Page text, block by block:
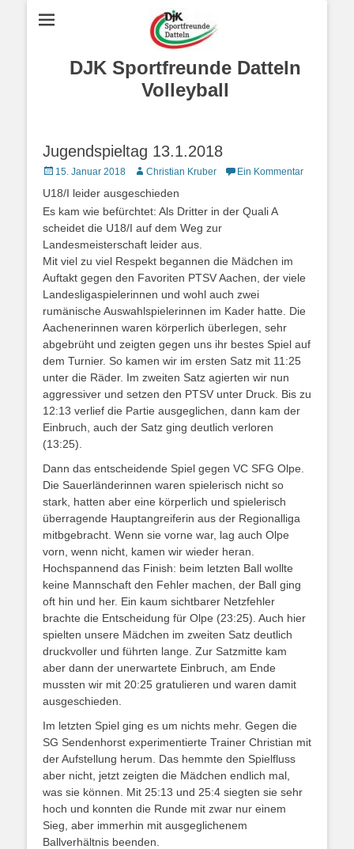
DJK Sportfreunde Datteln
Volleyball
Jugendspieltag 13.1.2018
Posted
15. Januar 2018 AutorChristian Kruber Ein Kommentar
U18/I leider ausgeschieden
Es kam wie befürchtet: Als Dritter in der Quali A
scheidet die U18/I auf dem Weg zur
Landesmeisterschaft leider aus.
Mit viel zu viel Respekt begannen die Mädchen im
Auftakt gegen den Favoriten PTSV Aachen, der viele
Landesligaspielerinnen und wohl auch zwei
rumänische Auswahlspielerinnen im Kader hatte. Die
Aachenerinnen waren körperlich überlegen, sehr
abgebrüht und zeigten gegen uns ihr bestes Spiel auf
dem Turnier. So kamen wir im ersten Satz mit 11:25
unter die Räder. Im zweiten Satz agierten wir nun
aggressiver und setzen den PTSV unter Druck. Bis zu
12:13 verlief die Partie ausgeglichen, dann kam der
Einbruch, auch der Satz ging deutlich verloren
(13:25).
Dann das entscheidende Spiel gegen VC SFG Olpe.
Die Sauerländerinnen waren spielerisch nicht so
stark, hatten aber eine körperlich und spielerisch
überragende Hauptangreiferin aus der Regionalliga
mitbgebracht. Wenn sie vorne war, lag auch Olpe
vorn, wenn nicht, kamen wir wieder heran.
Hochspannend das Finish: beim letzten Ball wollte
keine Mannschaft den Fehler machen, der Ball ging
oft hin und her. Ein kaum sichtbarer Netzfehler
brachte die Entscheidung für Olpe (23:25). Auch hier
spielten unsere Mädchen im zweiten Satz deutlich
druckvoller und führten lange. Zur Satzmitte kam
aber dann der unerwartete Einbruch, am Ende
mussten wir mit 20:25 gratulieren und waren damit
ausgeschieden.
Im letzten Spiel ging es um nichts mehr. Gegen die
SG Sendenhorst experimentierte Trainer Christian mit
der Aufstellung herum. Das hemmte den Spielfluss
aber nicht, jetzt zeigten die Mädchen endlich mal,
was sie können. Mit 25:13 und 25:4 siegten sie sehr
hoch und konnten die Runde mit zwar nur einem
Sieg, aber immerhin mit ausgeglichenem
Ballverhältnis beenden.